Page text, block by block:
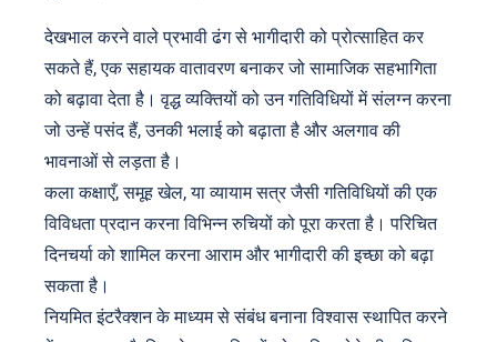
देखभाल करने वाले प्रभावी ढंग से भागीदारी को प्रोत्साहित कर
सकते हैं, एक सहायक वातावरण बनाकर जो सामाजिक सहभागिता
को बढ़ावा देता है। वृद्ध व्यक्तियों को उन गतिविधियों में संलग्न करना
जो उन्हें पसंद हैं, उनकी भलाई को बढ़ाता है और अलगाव की
भावनाओं से लड़ता है।
कला कक्षाएँ, समूह खेल, या व्यायाम सत्र जैसी गतिविधियों की एक
विविधता प्रदान करना विभिन्न रुचियों को पूरा करता है। परिचित
दिनचर्या को शामिल करना आराम और भागीदारी की इच्छा को बढ़ा
सकता है।
नियमित इंटरैक्शन के माध्यम से संबंध बनाना विश्वास स्थापित करने